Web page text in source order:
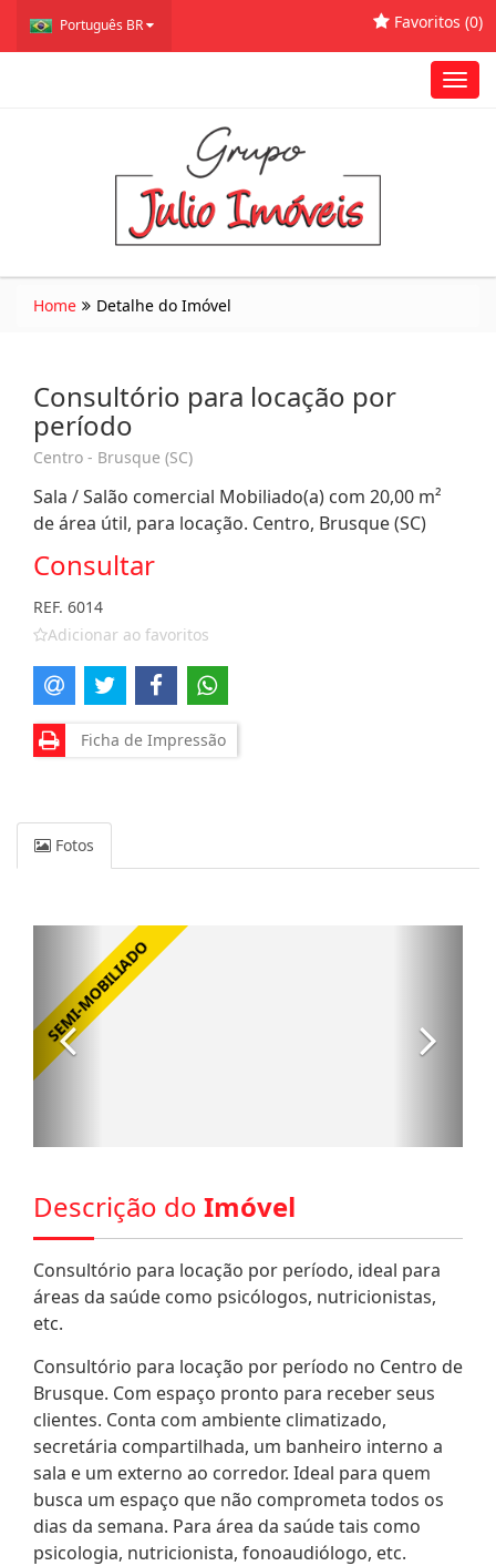
Português BR Favoritos (0)
Home Detalhe do Imóvel
Consultório para locação por
período
Centro - Brusque (SC)
Sala / Salão comercial Mobiliado(a) com 20,00 m²
de área útil, para locação. Centro, Brusque (SC)
Consultar
REF. 6014
Adicionar ao favoritos
Ficha de Impressão
Fotos
Descrição do Imóvel
Consultório para locação por período, ideal para
áreas da saúde como psicólogos, nutricionistas,
etc.
Consultório para locação por período no Centro de
Brusque. Com espaço pronto para receber seus
clientes. Conta com ambiente climatizado,
secretária compartilhada, um banheiro interno a
sala e um externo ao corredor. Ideal para quem
busca um espaço que não comprometa todos os
dias da semana. Para área da saúde tais como
psicologia, nutricionista, fonoaudiólogo, etc.